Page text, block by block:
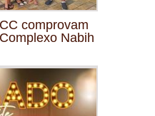
comprovam
Nabih